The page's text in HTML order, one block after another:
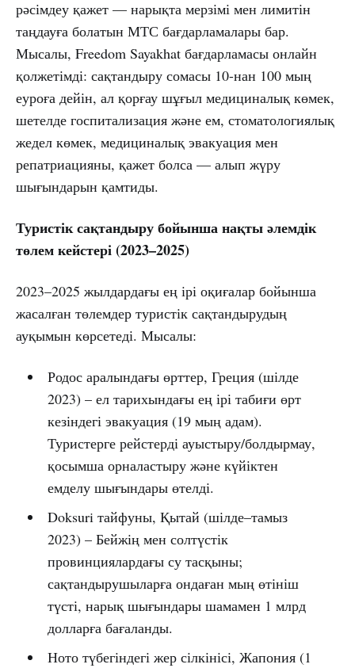
рәсімдеу қажет — нарықта мерзімі мен лимитін
таңдауға болатын МТС бағдарламалары бар.
Мысалы, Freedom Sayakhat бағдарламасы онлайн
қолжетімді: сақтандыру сомасы 10-нан 100 мың
еуроға дейін, ал қорғау шұғыл медициналық көмек,
шетелде госпитализация және ем, стоматологиялық
жедел көмек, медициналық эвакуация мен
репатриацияны, қажет болса — алып жүру
шығындарын қамтиды.
Туристік сақтандыру бойынша нақты әлемдік
төлем кейстері (2023–2025)
2023–2025 жылдардағы ең ірі оқиғалар бойынша
жасалған төлемдер туристік сақтандырудың
ауқымын көрсетеді. Мысалы:
Родос аралындағы өрттер, Греция (шілде
2023) – ел тарихындағы ең ірі табиғи өрт
кезіндегі эвакуация (19 мың адам).
Туристерге рейстерді ауыстыру/болдырмау,
қосымша орналастыру және күйіктен
емделу шығындары өтелді.
Doksuri тайфуны, Қытай (шілде–тамыз
2023) – Бейжің мен солтүстік
провинциялардағы су тасқыны;
сақтандырушыларға ондаған мың өтініш
түсті, нарық шығындары шамамен 1 млрд
долларға бағаланды.
Ното түбегіндегі жер сілкінісі, Жапония (1